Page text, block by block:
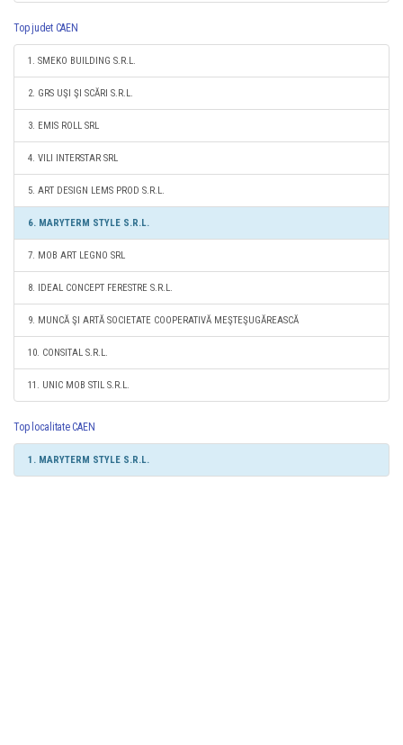
Top judet CAEN
1. SMEKO BUILDING S.R.L.
2. GRS UŞI ŞI SCĂRI S.R.L.
3. EMIS ROLL SRL
4. VILI INTERSTAR SRL
5. ART DESIGN LEMS PROD S.R.L.
6. MARYTERM STYLE S.R.L.
7. MOB ART LEGNO SRL
8. IDEAL CONCEPT FERESTRE S.R.L.
9. MUNCĂ ŞI ARTĂ SOCIETATE COOPERATIVĂ MEŞTEŞUGĂREASCĂ
10. CONSITAL S.R.L.
11. UNIC MOB STIL S.R.L.
Top localitate CAEN
1. MARYTERM STYLE S.R.L.